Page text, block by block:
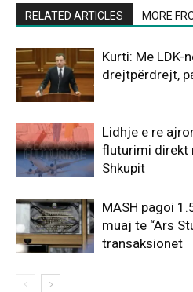
RELATED ARTICLES MORE
Kurti: Me LDK-
drejtpërdrejt,
Lidhje e re
fluturimi direkt
Shkupit
MASH pagoi
muaj te “Ars
transaksionet